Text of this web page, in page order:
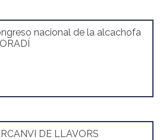
nacional de la alcachofa
DE LLAVORS